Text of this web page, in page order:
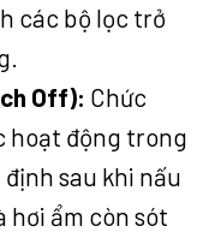
các bộ lọc trở
Off): Chức
hoạt động trong
sau khi nấu
hơi ẩm còn sót